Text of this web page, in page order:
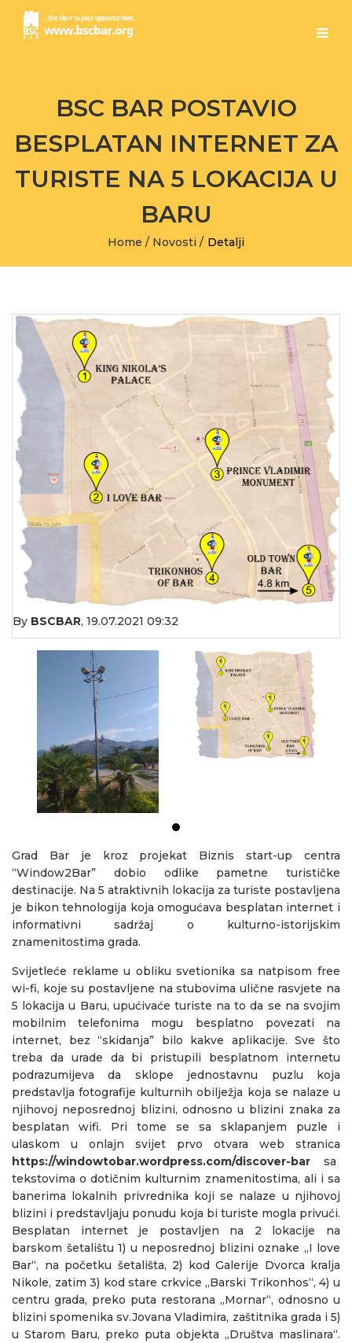
BSC BAR POSTAVIO
BESPLATAN INTERNET ZA
TURISTE NA 5 LOKACIJA U
BARU
Home / Novosti / Detalji
By BSCBAR, 19.07.2021 09:32
Grad Bar je kroz projekat Biznis start-up centra
“Window2Bar” dobio odlike pametne turističke
destinacije. Na 5 atraktivnih lokacija za turiste postavljena
je bikon tehnologija koja omogućava besplatan internet i
informativni sadržaj o kulturno-istorijskim
znamenitostima grada.
Svijetleće reklame u obliku svetionika sa natpisom free
wi-fi, koje su postavljene na stubovima ulične rasvjete na
5 lokacija u Baru, upućivaće turiste na to da se na svojim
mobilnim telefonima mogu besplatno povezati na
internet, bez “skidanja” bilo kakve aplikacije. Sve što
treba da urade da bi pristupili besplatnom internetu
podrazumijeva da sklope jednostavnu puzlu koja
predstavlja fotografije kulturnih obilježja koja se nalaze u
njihovoj neposrednoj blizini, odnosno u blizini znaka za
besplatan wifi. Pri tome se sa sklapanjem puzle i
ulaskom u onlajn svijet prvo otvara web stranica
https://windowtobar.wordpress.com/discover-bar
sa
tekstovima o dotičnim kulturnim znamenitostima, ali i sa
banerima lokalnih privrednika koji se nalaze u njihovoj
blizini i predstavljaju ponudu koja bi turiste mogla privući.
Besplatan internet je postavljen na 2 lokacije na
barskom šetalištu 1) u neposrednoj blizini oznake „I love
Bar“, na početku šetališta, 2) kod Galerije Dvorca kralja
Nikole, zatim 3) kod stare crkvice „Barski Trikonhos“, 4) u
centru grada, preko puta restorana „Mornar“, odnosno u
blizini spomenika sv.Jovana Vladimira, zaštitnika grada i 5)
u Starom Baru, preko puta objekta „Društva maslinara“.